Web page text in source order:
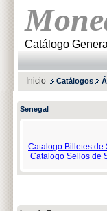
Catálogo
Inicio Catálogos
Senegal
Catalogo Billetes de
Catalogo Sellos de